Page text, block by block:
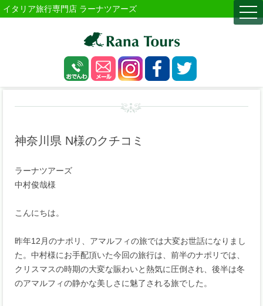
イタリア旅行専門店 ラーナツアーズ
神奈川県 N様のクチコミ
ラーナツアーズ
中村俊哉様
こんにちは。
昨年12月のナポリ、アマルフィの旅では大変お世話になりまし
た。中村様にお手配頂いた今回の旅行は、前半のナポリでは、
クリスマスの時期の大変な賑わいと熱気に圧倒され、後半は冬
のアマルフィの静かな美しさに魅了される旅でした。